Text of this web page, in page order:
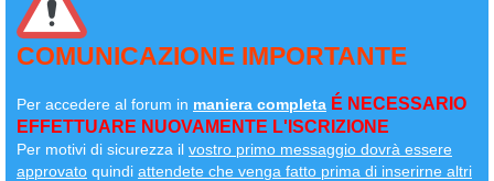
COMUNICAZIONE IMPORTANTE
Per accedere al forum in maniera completa É NECESSARIO
EFFETTUARE NUOVAMENTE L'ISCRIZIONE
Per motivi di sicurezza il vostro primo messaggio dovrà essere
approvato quindi attendete che venga fatto prima di inserirne altri